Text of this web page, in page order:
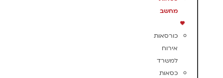
מחשב
כורסאות
אירוח
למשרד
כסאות